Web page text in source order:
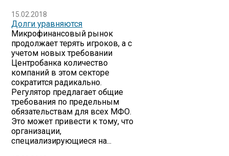
15.02.2018
Долги уравняются
Микрофинансовый рынок
продолжает терять игроков, а с
учетом новых требовании
Центробанка количество
компаний в этом секторе
сократится радикально.
Регулятор предлагает общие
требования по предельным
обязательствам для всех МФО.
Это может привести к тому, что
организации,
специализирующиеся на...